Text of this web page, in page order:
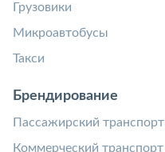
Грузовики
Микроавтобусы
Такси
Брендирование
Пассажирский транспорт
Коммерческий транспорт